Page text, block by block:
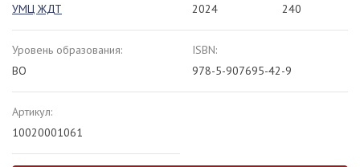
УМЦ ЖДТ
2024
240
Уровень образования:
ВО
ISBN:
978-5-907695-42-9
Артикул:
10020001061